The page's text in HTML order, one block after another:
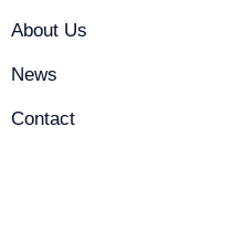
About Us
News
Contact